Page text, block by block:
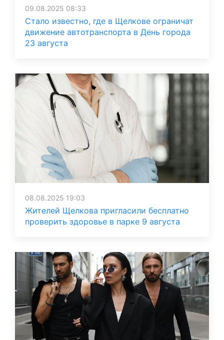
09.08.2025 08:33
Стало известно, где в Щелкове ограничат
движение автотранспорта в День города
23 августа
08.08.2025 19:03
Жителей Щелкова пригласили бесплатно
проверить здоровье в парке 9 августа